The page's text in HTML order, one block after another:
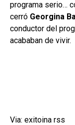
programa serio…
cerró Georgina
conductor del
acababan de vivir.
Via: exitoina rss